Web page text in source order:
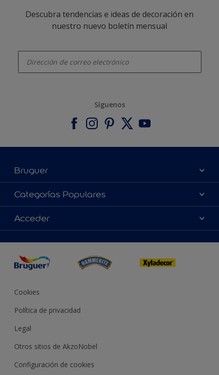
Descubra tendencias e ideas de decoración en
nuestro nuevo boletín mensual
Síguenos
Bruguer
Acerca de Bruguer
Contacta con nosotros
Buscar una tienda
Categorías Populares
Colores
Productos
App Visualizer
Inspiración
Bruguer Color del año
Acceder
Sostenibilidad Conceptos
Cookies
Política de privacidad
Legal
Otros sitios de AkzoNobel
Configuración de cookies